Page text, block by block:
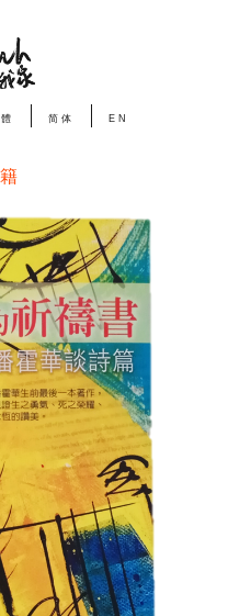
简体 EN